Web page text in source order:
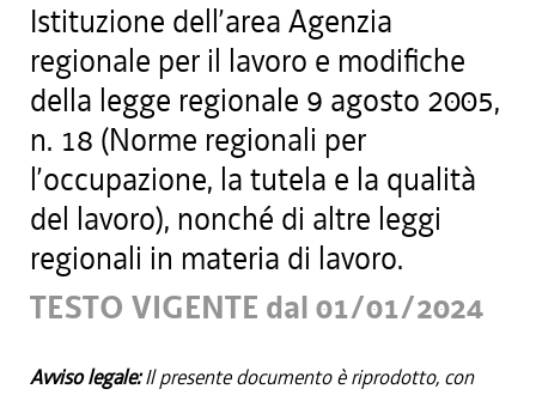
Istituzione dell’area Agenzia
regionale per il lavoro e modifiche
della legge regionale 9 agosto 2005,
n. 18 (Norme regionali per
l’occupazione, la tutela e la qualità
del lavoro), nonché di altre leggi
regionali in materia di lavoro.
TESTO VIGENTE dal 01/01/2024
Avviso legale:Il presente documento è riprodotto, con